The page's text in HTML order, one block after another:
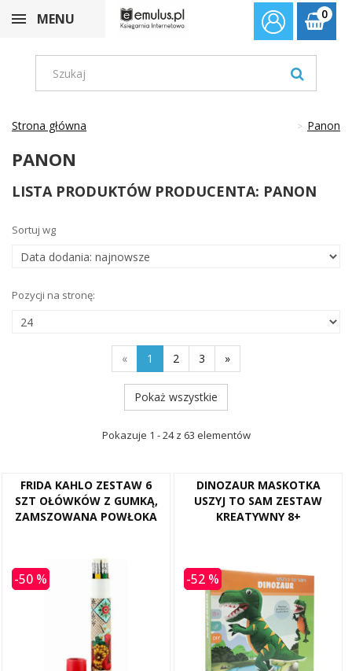
0
MENU
Strona główna Panon
PANON
LISTA PRODUKTÓW PRODUCENTA: PANON
Sortuj wg
Pozycji na stronę:
« 1 2 3 »
Pokaż wszystkie
Pokazuje 1 - 24 z 63 elementów
FRIDA KAHLO ZESTAW 6
SZT OŁÓWKÓW Z GUMKĄ,
ZAMSZOWANA POWŁOKA
-50 %
DINOZAUR MASKOTKA
USZYJ TO SAM ZESTAW
KREATYWNY 8+
-52 %